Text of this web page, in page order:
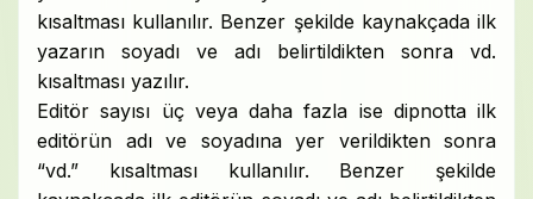
kısaltması kullanılır. Benzer şekilde kaynakçada ilk
yazarın soyadı ve adı belirtildikten sonra vd.
kısaltması yazılır.
Editör sayısı üç veya daha fazla ise dipnotta ilk
editörün adı ve soyadına yer verildikten sonra
“vd.” kısaltması kullanılır. Benzer şekilde